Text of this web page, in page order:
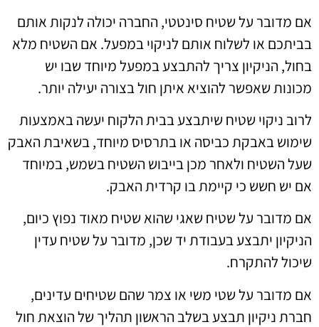
אם מדובר על שטיח סינטטי, החברה יכולה לנקות אותם
בביתכם או לשלוח אותם לניקוי במפעל. אם השטיח מלא
בחול, הניקיון צריך להתבצע במפעל מיוחד שבו יש
מכונות שאפשר להוציא איתן חול בצורה יעילה יותר.
לרוב ניקוי שטיח שיתבצע בבית הלקוח יעשה באמצעות
שימוש באבקת כביסה או בתרסיס מיוחד, בשאיבת האבק
שעל השטיח ולאחר מכן בייבוש השטיח בשמש, במיוחד
אם יש חשש כי קיימת בו קרדית האבק.
אם מדובר על שטיח שאגי שהוא שטיח מאוד נפוץ כיום,
הניקיון יתבצע בעבודת יד שכן, מדובר על שטיח עדין
שיכול להתקרח.
אם מדובר על שטי משי או צמר שהם שטיחים עדינים,
חברת ניקיון תבצע בשלב הראשון תהליך של הוצאת חול